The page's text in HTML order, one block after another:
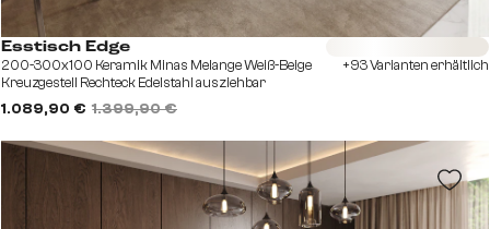
Esstisch Edge
200-300x100 Keramik Minas Melange Weiß-Beige
Kreuzgestell Rechteck Edelstahl ausziehbar
1.089,90 € 1.399,90 €
Sofort versandfertig
+93 Varianten erhältlich